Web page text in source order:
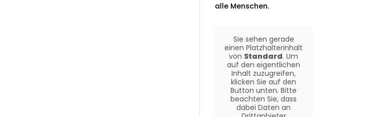
alle Menschen.
Sie sehen gerade
einen Platzhalterinhalt
von Standard. Um
auf den eigentlichen
Inhalt zuzugreifen,
klicken Sie auf den
Button unten. Bitte
beachten Sie, dass
dabei Daten an